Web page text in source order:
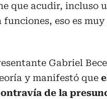
que acudir, incluso
eso es
Gabriel
y manifestó que
de la